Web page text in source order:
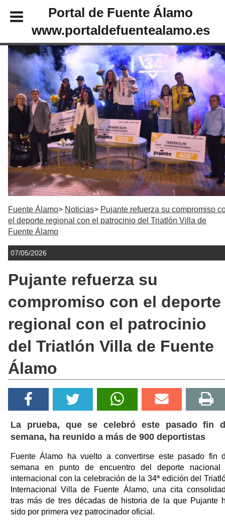
Portal de Fuente Álamo
www.portaldefuentealamo.es
Fuente Álamo Noticias
Pujante refuerza su compromiso
el deporte regional con el patrocinio del Triatlón Villa de
Fuente Álamo
07/05/2026
Pujante refuerza su
compromiso con el deporte
regional con el patrocinio
del Triatlón Villa de Fuente
Álamo
La prueba, que se celebró este pasado fin
semana, ha reunido a más de 900 deportistas
Fuente Álamo ha vuelto a convertirse este pasado fin
semana en punto de encuentro del deporte nacional
internacional con la celebración de la 34ª edición del
Internacional Villa de Fuente Álamo, una cita
tras más de tres décadas de historia de la que Pujante
sido por primera vez patrocinador oficial.